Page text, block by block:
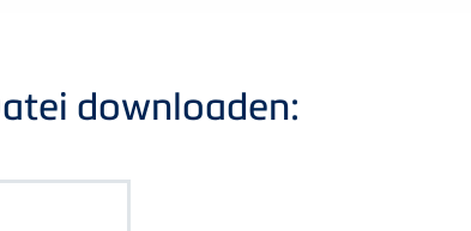
downloaden: